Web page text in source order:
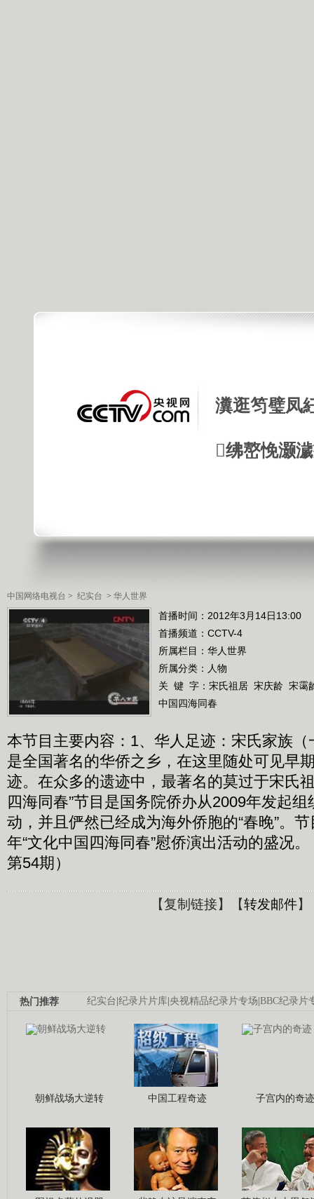
瀵逛笉璧凤
绋嶅悗灏
中国网络电视台 > 纪实台 > 华人世界
首播时间：2012年3月14日13:00
首播频道： CCTV-4
所属栏目： 华人世界
所属分类：人物
关 键 字： 宋氏祖居 宋庆龄 宋霭
中国四海同春
本节目主要内容：1、华人足迹：宋氏家族
是全国著名的华侨之乡，在这里随处可见早
迹。在众多的遗迹中，最著名的莫过于宋氏
四海同春”节目是国务院侨办从2009年发起
动，并且俨然已经成为海外侨胞的“春晚”。
年“文化中国四海同春”慰侨演出活动的盛况
第54期）
【复制链接】【转发邮件】
纪实台 纪录片片库 央视精品纪录片专场 BBC纪录片
热门推荐
朝鲜战场大逆转 中国工程奇迹 子宫内的奇迹